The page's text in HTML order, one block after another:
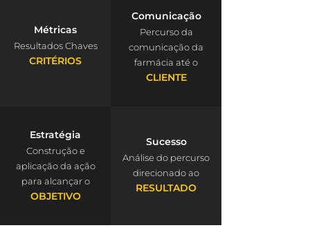
Métricas
Resultados Chaves
CRITÉRIOS
Comunicação
Percurso da
comunicação da
farmácia até o
CLIENTE
Estratégia
Construção e
aplicação da ação
para alcançar o
OBJETIVO
Sucesso
Análise do percurso
direcionado ao
RESULTADO